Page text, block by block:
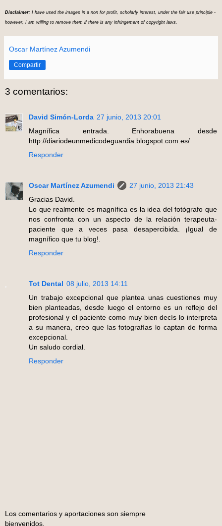
Disclaimer: I have used the images in a non for profit, scholarly interest, under the fair use principle -
however, I am willing to remove them if there is any infringement of copyright laws.
Oscar Martínez Azumendi
Compartir
3 comentarios:
David Simón-Lorda 27 junio, 2013 20:01
Magnífica entrada. Enhorabuena desde
http://diariodeunmedicodeguardia.blogspot.com.es/
Responder
Oscar Martínez Azumendi
27 junio, 2013 21:43
Gracias David.
Lo que realmente es magnífica es la idea del fotógrafo que
nos confronta con un aspecto de la relación terapeuta-
paciente que a veces pasa desapercibida. ¡Igual de
magnífico que tu blog!.
Responder
Tot Dental 08 julio, 2013 14:11
Un trabajo excepcional que plantea unas cuestiones muy
bien planteadas, desde luego el entorno es un reflejo del
profesional y el paciente como muy bien decís lo interpreta
a su manera, creo que las fotografías lo captan de forma
excepcional.
Un saludo cordial.
Responder
Los comentarios y aportaciones son siempre
bienvenidos.